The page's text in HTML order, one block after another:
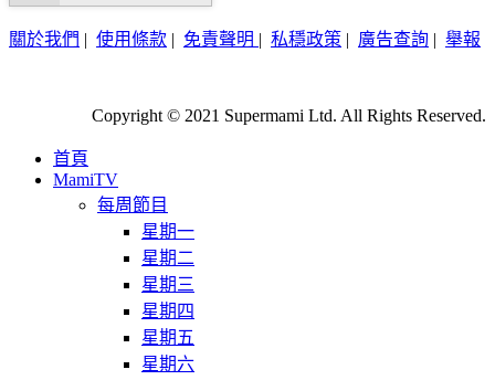
關於我們 | 使用條款 | 免責聲明 | 私穩政策 | 廣告查詢 | 舉報
Copyright © 2021 Supermami Ltd. All Rights Reserved.
首頁
MamiTV
每周節目
星期一
星期二
星期三
星期四
星期五
星期六